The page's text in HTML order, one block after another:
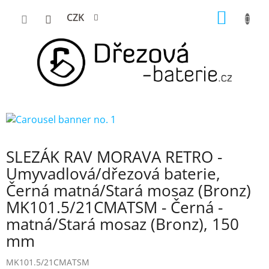
CZK
SLEZÁK RAV MORAVA RETRO -
Umyvadlová/dřezová baterie,
Černá matná/Stará mosaz (Bronz)
MK101.5/21CMATSM - Černá -
matná/Stará mosaz (Bronz), 150
mm
MK101.5/21CMATSM